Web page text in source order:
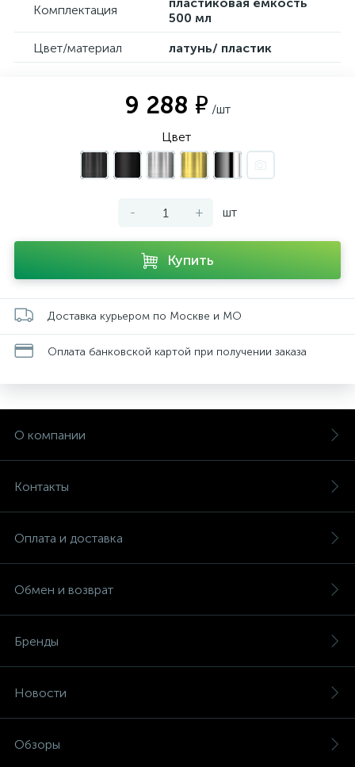
Комплектация
500 мл
Цвет/материал
латунь/ пластик
9 288 ₽ /шт
Цвет
- + шт
Купить
Доставка курьером по Москве и МО
Оплата банковской картой при получении заказа
О компании
Контакты
Оплата и доставка
Обмен и возврат
Бренды
Новости
Обзоры